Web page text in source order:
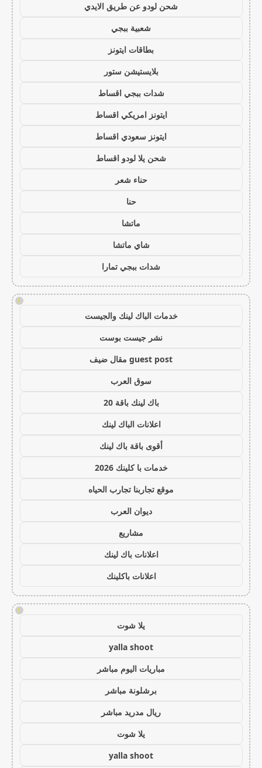
شحن لودو عن طريق الايدي
شعبية ببجي
بطاقات ايتونز
بلايستيشن ستور
شدات ببجي اقساط
ايتونز امريكي اقساط
ايتونز سعودي اقساط
شحن يلا لودو اقساط
حناء شعر
حنا
ماتشا
شاي ماتشا
شدات ببجي تمارا
!
خدمات الباك لينك والجيست
نشر جيست بوست
guest post مقال ضيف
سوق العرب
باك لينك باقة 20
اعلانات الباك لينك
أقوى باقة باك لينك
خدمات با كلينك 2026
موقع تجاربنا تجارب الحياه
ديوان العرب
مشاريع
اعلانات باك لينك
اعلانات باكلينك
!
يلا شوت
yalla shoot
مباريات اليوم مباشر
برشلونة مباشر
ريال مدريد مباشر
يلا شوت
yalla shoot